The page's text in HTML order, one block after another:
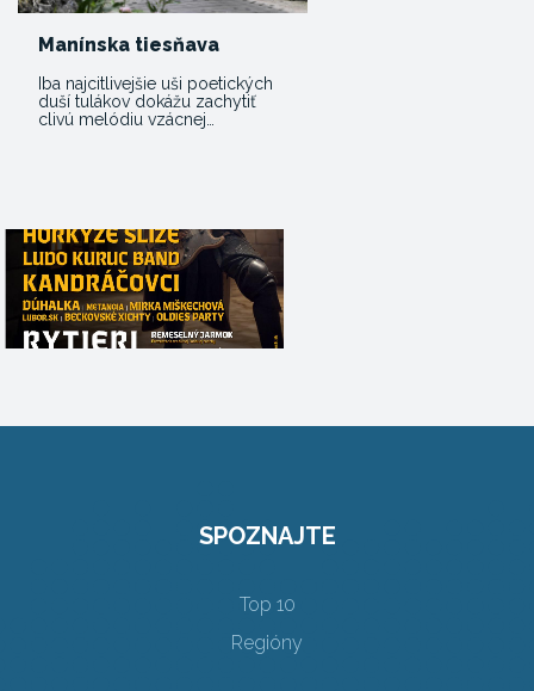
Manínska tiesňava
Iba najcitlivejšie uši poetických
duší tulákov dokážu zachytiť
clivú melódiu vzácnej…
SPOZNAJTE
Top 10
Regióny